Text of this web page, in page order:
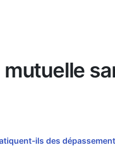
ils des